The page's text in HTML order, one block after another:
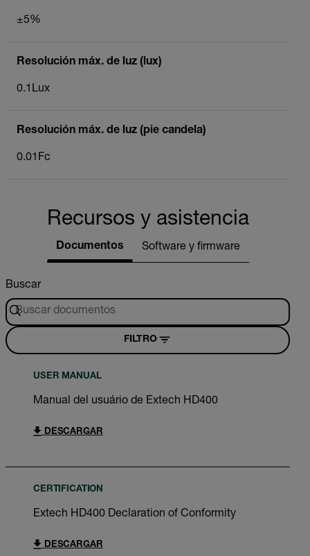
±5%
Resolución máx. de luz (lux)
0.1Lux
Resolución máx. de luz (pie candela)
0.01Fc
Recursos y asistencia
Documentos Software y firmware
Buscar
FILTRO
USER MANUAL
Manual del usuário de Extech HD400
DESCARGAR
CERTIFICATION
Extech HD400 Declaration of Conformity
DESCARGAR